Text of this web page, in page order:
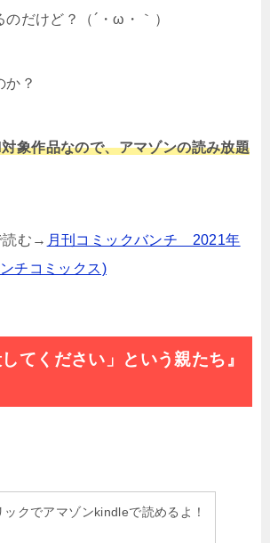
だけど？（´・ω・｀）
か？
象作品なので、アマゾンの読み放題
読む→ 月刊コミックバンチ 2021年
チコミックス)
してください」という親たち』
ックでアマゾンkindleで読めるよ！